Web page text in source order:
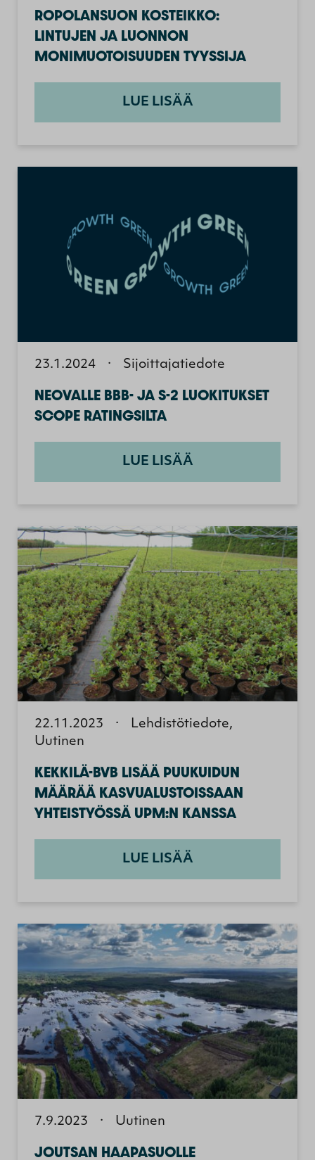
ROPOLANSUON KOSTEIKKO:
LINTUJEN JA LUONNON
MONIMUOTOISUUDEN TYYSSIJA
LUE LISÄÄ
23.1.2024 · Sijoittajatiedote
NEOVALLE BBB- JA S-2 LUOKITUKSET
SCOPE RATINGSILTA
LUE LISÄÄ
22.11.2023 ·
Lehdistötiedote,
Uutinen
KEKKILÄ-BVB LISÄÄ PUUKUIDUN
MÄÄRÄÄ KASVUALUSTOISSAAN
YHTEISTYÖSSÄ UPM:N KANSSA
LUE LISÄÄ
7.9.2023 · Uutinen
JOUTSAN HAAPASUOLLE